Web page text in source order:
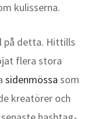
kulisserna.
på detta. Hittills
flera stora
sidenmössa som
kreatörer och